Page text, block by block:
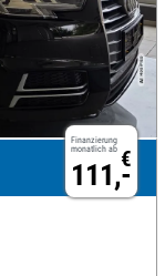
Finanzierung
monatlich ab €
111,-